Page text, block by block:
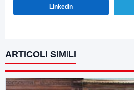
LinkedIn
ARTICOLI SIMILI